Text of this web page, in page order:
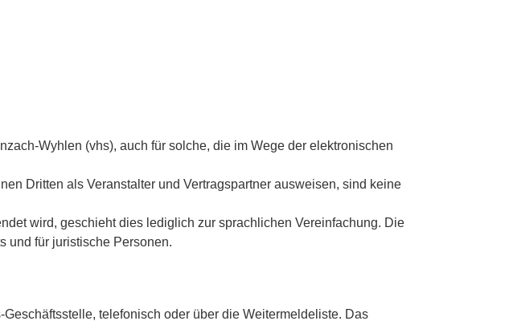
Wyhlen (vhs), auch für solche, die im Wege der elektronischen
Dritten als Veranstalter und Vertragspartner ausweisen, sind keine
wird, geschieht dies lediglich zur sprachlichen Vereinfachung. Die
und für juristische Personen.
telefonisch oder über die Weitermeldeliste. Das